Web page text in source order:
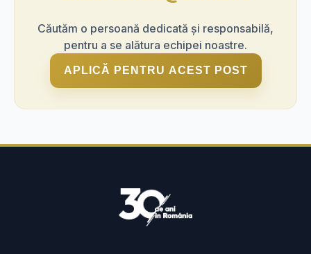
Bonusuri de performanță
Căutăm o persoană dedicată și responsabilă,
pentru a se alătura echipei noastre.
APLICĂ PENTRU ACEST POST